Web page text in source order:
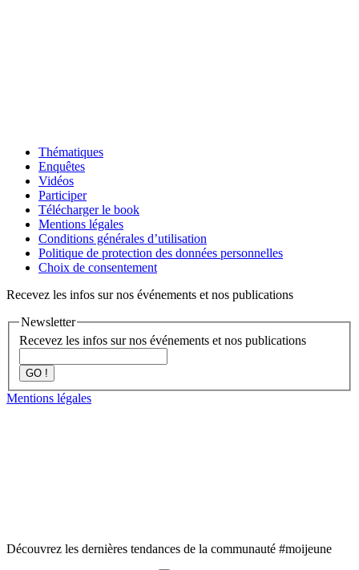
Thématiques
Enquêtes
Vidéos
Participer
Télécharger le book
Mentions légales
Conditions générales d’utilisation
Politique de protection des données personnelles
Choix de consentement
Recevez les infos sur nos événements et nos publications
Newsletter
Recevez les infos sur nos événements et nos publications
GO !
Mentions légales
Découvrez les dernières tendances de la communauté #moijeune